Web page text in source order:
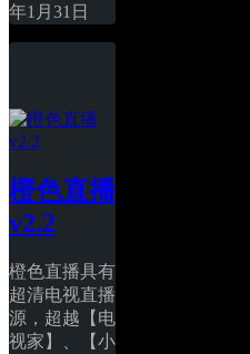
年1月31日
橙色直播
v2.2
橙色直播具有
超清电视直播
源，超越【电
视家】、【小